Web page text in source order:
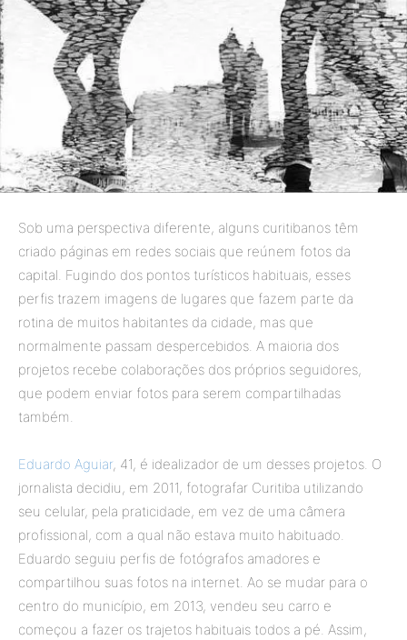
Sob uma perspectiva diferente, alguns curitibanos têm
criado páginas em redes sociais que reúnem fotos da
capital. Fugindo dos pontos turísticos habituais, esses
perfis trazem imagens de lugares que fazem parte da
rotina de muitos habitantes da cidade, mas que
normalmente passam despercebidos. A maioria dos
projetos recebe colaborações dos próprios seguidores,
que podem enviar fotos para serem compartilhadas
também.
Eduardo Aguiar, 41, é idealizador de um desses projetos. O
jornalista decidiu, em 2011, fotografar Curitiba utilizando
seu celular, pela praticidade, em vez de uma câmera
profissional, com a qual não estava muito habituado.
Eduardo seguiu perfis de fotógrafos amadores e
compartilhou suas fotos na internet. Ao se mudar para o
centro do município, em 2013, vendeu seu carro e
começou a fazer os trajetos habituais todos a pé. Assim,